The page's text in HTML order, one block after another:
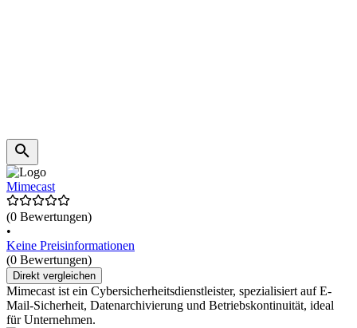
Mimecast
(0 Bewertungen)
•
Keine Preisinformationen
(0 Bewertungen)
Direkt vergleichen
Mimecast ist ein Cybersicherheitsdienstleister, spezialisiert auf E-
Mail-Sicherheit, Datenarchivierung und Betriebskontinuität, ideal
für Unternehmen.